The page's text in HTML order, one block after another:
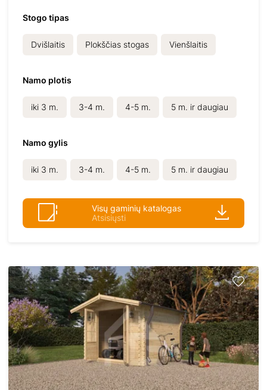
Stogo tipas
Dvišlaitis Plokščias stogas Vienšlaitis
Namo plotis
iki 3 m. 3-4 m. 4-5 m. 5 m. ir daugiau
Namo gylis
iki 3 m. 3-4 m. 4-5 m. 5 m. ir daugiau
Visų gaminių katalogas
Atsisiųsti